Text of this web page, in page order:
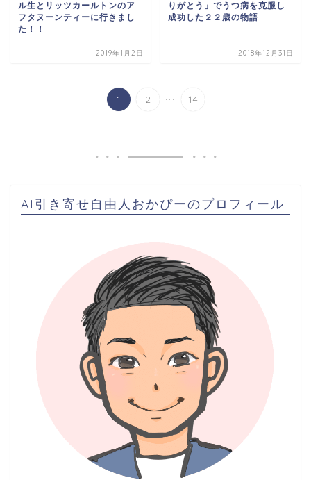
ル生とリッツカールトンのア
フタヌーンティーに行きまし
た！！
2019年1月2日
りがとう」でうつ病を克服し
成功した２２歳の物語
2018年12月31日
1 2 ... 14
AI引き寄せ自由人おかぴーのプロフィール